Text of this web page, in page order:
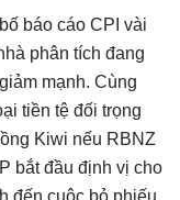
báo cáo CPI vài
phân tích đang
mạnh. Cùng
tiền tệ đối trọng
Kiwi nếu RBNZ
bắt đầu định vị cho
đến cuộc bỏ phiếu